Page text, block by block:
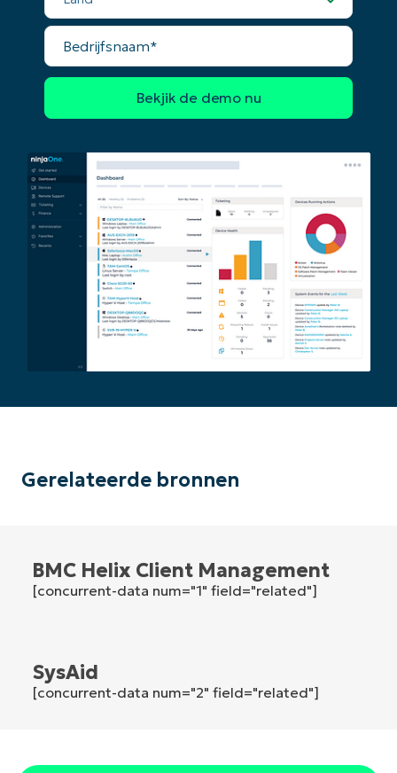
Bedrijfsnaam*
Gerelateerde bronnen
BMC Helix Client Management
[concurrent-data num="1" field="related"]
SysAid
[concurrent-data num="2" field="related"]
Begin uw trial van 14 dagen
Geen creditcard nodig, volledige toegang tot
Land